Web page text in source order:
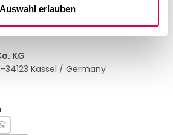
Auswahl erlauben
für Gastronomiemöbel und -textilien. Wir
für Restaurants, Hotels und
Service, auf die Sie sich verlassen
KG
34123 Kassel / Germany